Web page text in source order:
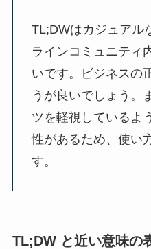
TL;DWはカジュアル
ラインコミュニティ
いです。ビジネスの
うが良いでしょう。
ツを軽視しているよ
性があるため、使い
す。
TL;DW と近い意味の